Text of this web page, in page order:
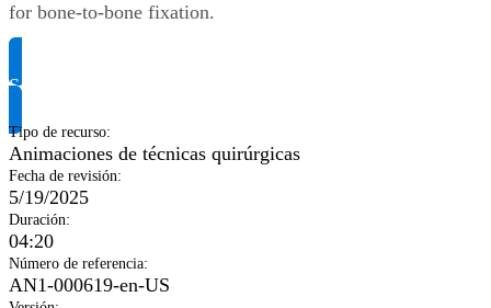
for bone-to-bone fixation.
Solicitar información del producto
Tipo de recurso:
Animaciones de técnicas quirúrgicas
Fecha de revisión:
5/19/2025
Duración:
04:20
Número de referencia:
AN1-000619-en-US